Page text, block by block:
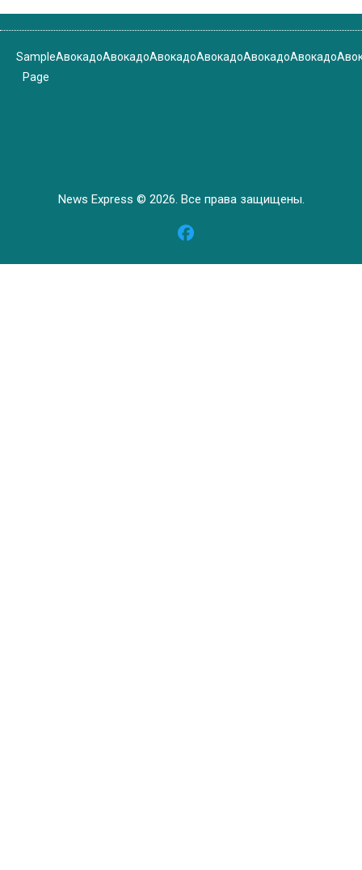
Sample
Page
АвокадоАвокадоАвокадоАвокадоАвокадоАвокадо
News Express © 2026. Все права защищены.